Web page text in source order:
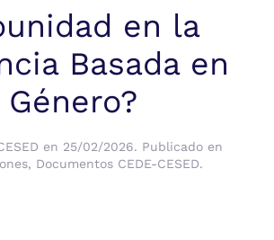
en la
Basada en
Género?
en 25/02/2026. Publicado en
, Documentos CEDE-CESED.